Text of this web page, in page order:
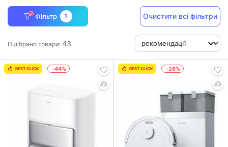
Фільтр 1 Очистити всі фільтри
Підібрано товари: 43
BEST CLICK -44% BEST CLICK -26%